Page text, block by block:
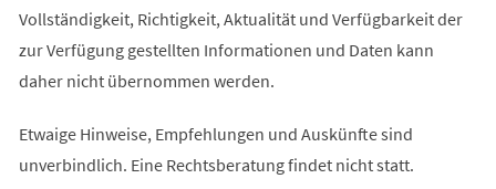
Vollständigkeit, Richtigkeit, Aktualität und Verfügbarkeit der
zur Verfügung gestellten Informationen und Daten kann
daher nicht übernommen werden.
Etwaige Hinweise, Empfehlungen und Auskünfte sind
unverbindlich. Eine Rechtsberatung findet nicht statt.